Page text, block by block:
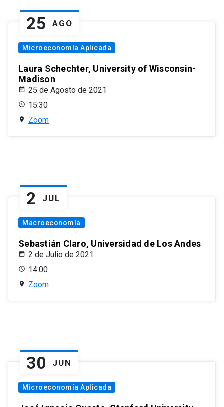
25 AGO
Microeconomía Aplicada
Laura Schechter, University of Wisconsin-
Madison
25 de Agosto de 2021
15:30
Zoom
2 JUL
Macroeconomía
Sebastián Claro, Universidad de Los Andes
2 de Julio de 2021
14:00
Zoom
30 JUN
Microeconomía Aplicada